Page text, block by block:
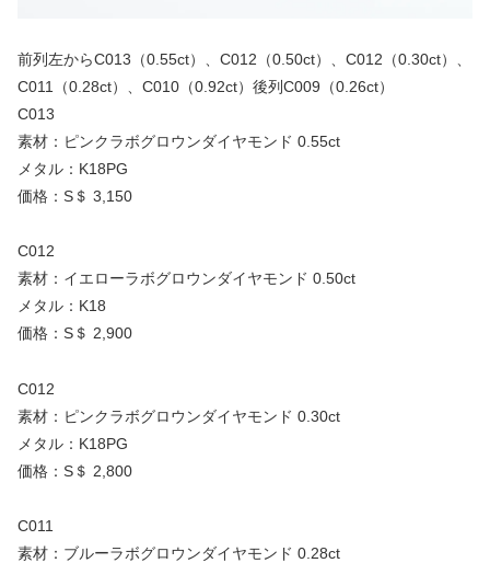
前列左からC013（0.55ct）、C012（0.50ct）、C012（0.30ct）、
C011（0.28ct）、C010（0.92ct）後列C009（0.26ct）
C013
素材：ピンクラボグロウンダイヤモンド 0.55ct
メタル：K18PG
価格：S＄ 3,150
C012
素材：イエローラボグロウンダイヤモンド 0.50ct
メタル：K18
価格：S＄ 2,900
C012
素材：ピンクラボグロウンダイヤモンド 0.30ct
メタル：K18PG
価格：S＄ 2,800
C011
素材：ブルーラボグロウンダイヤモンド 0.28ct